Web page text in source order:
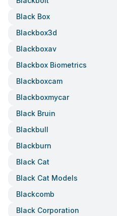
Black Box
Blackbox3d
Blackboxav
Blackbox Biometrics
Blackboxcam
Blackboxmycar
Black Bruin
Blackbull
Blackburn
Black Cat
Black Cat Models
Blackcomb
Black Corporation